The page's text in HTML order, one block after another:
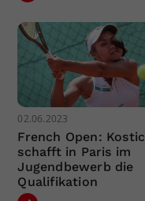
02.06.2023
French Open: Kostic
schafft in Paris im
Jugendbewerb die
Qualifikation